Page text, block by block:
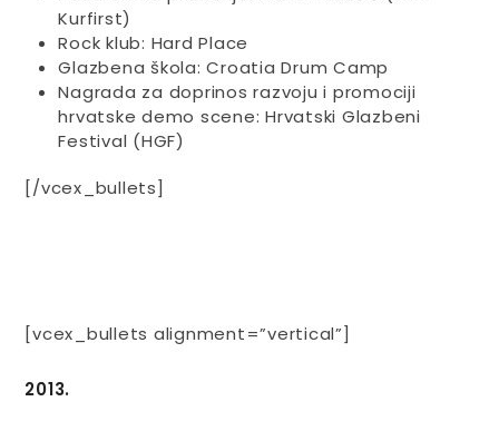
Kurfirst)
Rock klub: Hard Place
Glazbena škola: Croatia Drum Camp
Nagrada za doprinos razvoju i promociji
hrvatske demo scene: Hrvatski Glazbeni
Festival (HGF)
[/vcex_bullets]
[vcex_bullets alignment=”vertical”]
2013.